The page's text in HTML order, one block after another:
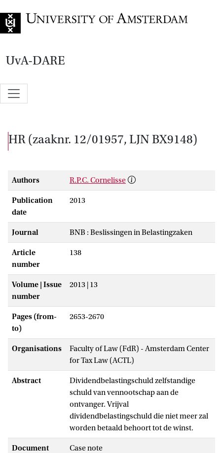
UvA-DARE
HR (zaaknr. 12/01957, LJN BX9148)
Authors R.P.C. Cornelisse
Publication
date
2013
Journal BNB : Beslissingen in Belastingzaken
Article
number
138
Volume | Issue
number
2013 | 13
Pages (from-
to)
2653-2670
Organisations
Faculty of Law (FdR) - Amsterdam Center
for Tax Law (ACTL)
Abstract
Dividendbelastingschuld zelfstandige
schuld van vennootschap aan de
ontvanger. Vrijval
dividendbelastingschuld die niet meer zal
worden betaald behoort tot de winst.
Document
Case note